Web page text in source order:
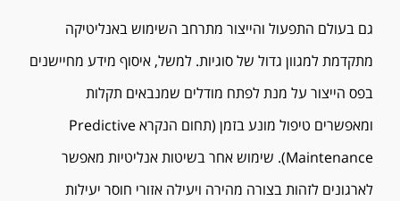
גם בעולם התפעול והייצור מתרחב השימוש באנליטיקה
מתקדמת למגוון גדול של סוגיות. למשל, איסוף מידע מחיישנים
בפס הייצור על מנת לפתח מודלים שמנבאים תקלות
ומאפשרים טיפול מונע בזמן (תחום הנקרא Predictive
Maintenance). שימוש אחר בשיטות אנליטיות מאפשר
לארגונים לזהות בצורה מהירה ויעילה אזורי חוסר יעילות